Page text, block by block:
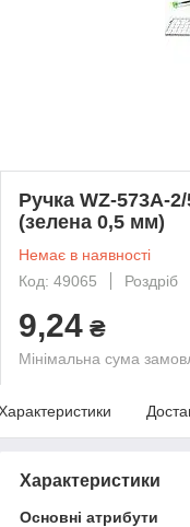
Ручка WZ-573A-
(зелена 0,5 мм)
Немає в наявності
Код: 49065
Роздріб
9,24 ₴
Мінімальна сума
Характеристики
Основні атрибути